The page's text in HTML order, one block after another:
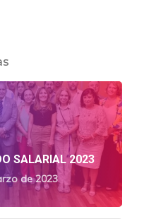
SALARIAL 2023
de 2023